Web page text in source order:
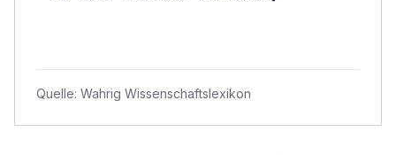
Quelle: Wahrig Wissenschaftslexikon